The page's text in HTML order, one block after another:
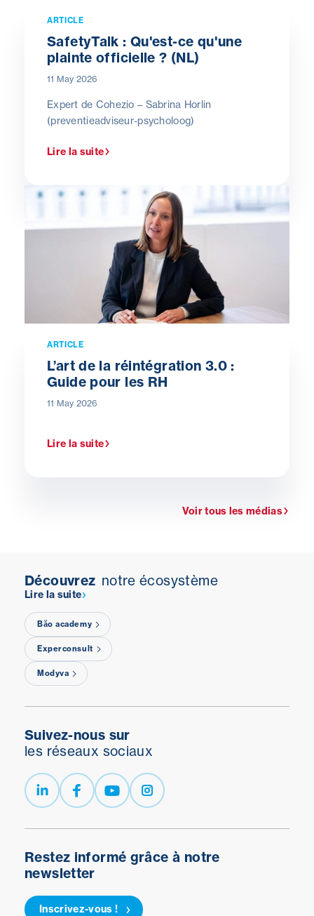
ARTICLE
SafetyTalk : Qu'est-ce qu'une
plainte officielle ? (NL)
11 May 2026
Expert de Cohezio – Sabrina Horlin
(preventieadviseur-psycholoog)
Lire la suite
ARTICLE
L’art de la réintégration 3.0 :
Guide pour les RH
11 May 2026
Lire la suite
Voir tous les médias
Découvrez notre écosystème
Lire la suite
Băo academy
Experconsult
Modyva
Restez informé grâce à notre
newsletter
Inscrivez-vous !
Suivez-nous sur
les réseaux sociaux